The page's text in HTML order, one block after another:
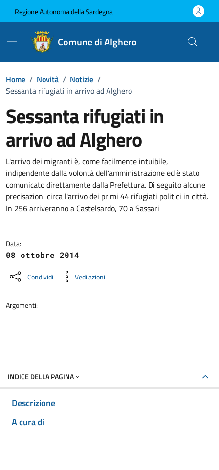
Regione Autonoma della Sardegna
Comune di Alghero
Home / Novità / Notizie /
Sessanta rifugiati in arrivo ad Alghero
Sessanta rifugiati in
arrivo ad Alghero
Dettagli della notizia
L'arrivo dei migranti è, come facilmente intuibile,
indipendente dalla volontà dell'amministrazione ed è stato
comunicato direttamente dalla Prefettura. Di seguito alcune
precisazioni circa l'arrivo dei primi 44 rifugiati politici in città.
In 256 arriveranno a Castelsardo, 70 a Sassari
Data:
08 ottobre 2014
Condividi Vedi azioni
Argomenti:
INDICE DELLA PAGINA
Descrizione
A cura di